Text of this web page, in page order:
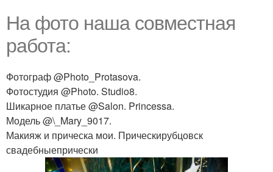
На фото наша совместная
работа:
Фотограф @Photo_Protasova.
Фотостудия @Photo. Studio8.
Шикарное платье @Salon. Princessa.
Модель @\_Mary_9017.
Макияж и прическа мои. Прическирубцовск
свадебныепрически